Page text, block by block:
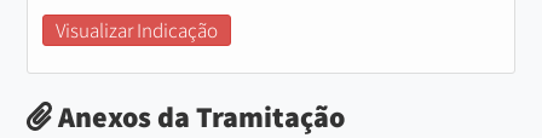
Visualizar Indicação
Anexos da Tramitação